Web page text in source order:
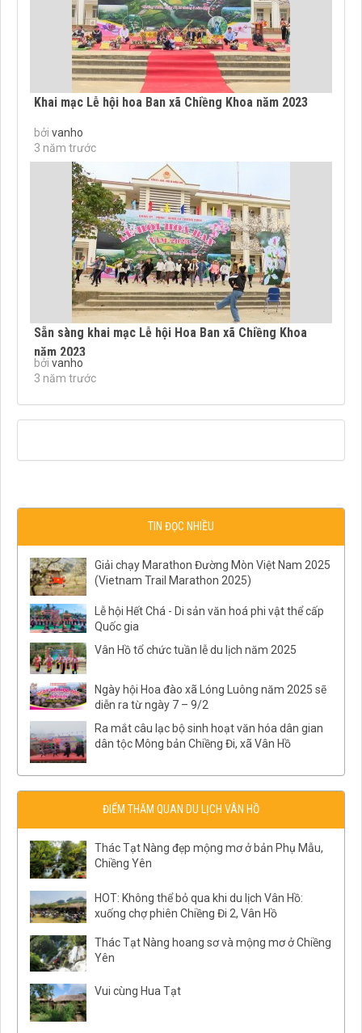
Khai mạc Lễ hội hoa Ban xã Chiềng Khoa năm 2023
bởi vanho
3 năm trước
Sẵn sàng khai mạc Lễ hội Hoa Ban xã Chiềng Khoa
năm 2023
bởi vanho
3 năm trước
TIN ĐỌC NHIỀU
Giải chạy Marathon Đường Mòn Việt Nam 2025
(Vietnam Trail Marathon 2025)
Lễ hội Hết Chá - Di sản văn hoá phi vật thể cấp
Quốc gia
Vân Hồ tổ chức tuần lễ du lịch năm 2025
Ngày hội Hoa đào xã Lóng Luông năm 2025 sẽ
diễn ra từ ngày 7 – 9/2
Ra mắt câu lạc bộ sinh hoạt văn hóa dân gian
dân tộc Mông bản Chiềng Đi, xã Vân Hồ
ĐIỂM THĂM QUAN DU LỊCH VÂN HỒ
Thác Tạt Nàng đẹp mộng mơ ở bản Phụ Mẫu,
Chiềng Yên
HOT: Không thể bỏ qua khi du lịch Vân Hồ:
xuống chợ phiên Chiềng Đi 2, Vân Hồ
Thác Tạt Nàng hoang sơ và mộng mơ ở Chiềng
Yên
Vui cùng Hua Tạt